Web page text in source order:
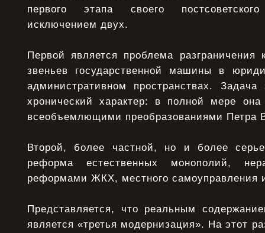
первого этапа своего
исключением двух.
Первой является проблема разграничения
звеньев государственной машины в
административном пространствах.
хронический характер: в полной мере
всеобъемлющими преобразованиями Петра
Второй, более частной, но и более
реформа естественных монополий,
реформами ЖКХ, местного самоуправления
Представляется, что реальным
является «третья модернизация». На этот